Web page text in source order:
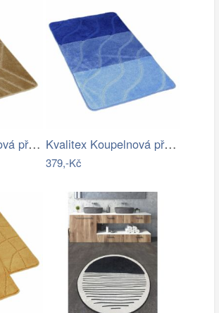
Kvalitex Koupelnová předložka Parkety… Kvalitex Koupelnová předložka Vlny…
379,-Kč